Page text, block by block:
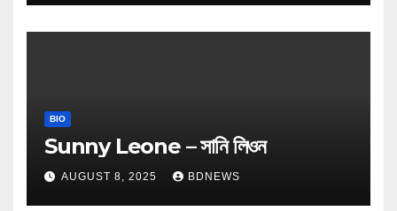
BIO
Sunny Leone – সানি লিওন
AUGUST 8, 2025 BDNEWS